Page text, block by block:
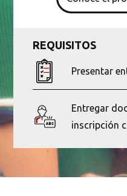
REQUISITOS
Presentar
Entregar
inscripción